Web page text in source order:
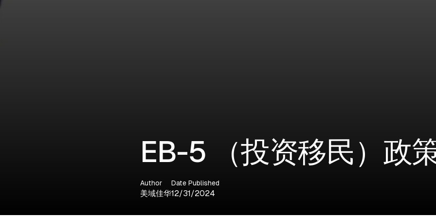
EB-5 （投资移民）政
Author
美域佳华
Date Published
12/31/2024